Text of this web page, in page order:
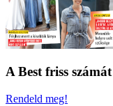
A Best friss
Rendeld meg!